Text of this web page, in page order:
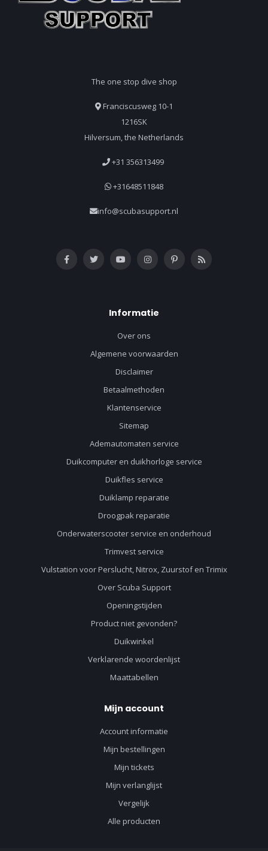
The one stop dive shop
Franciscusweg 10-1
1216SK
Hilversum, the Netherlands
+31 356313499
+31648511848
info@scubasupport.nl
Informatie
Over ons
Algemene voorwaarden
Disclaimer
Betaalmethoden
Klantenservice
Sitemap
Ademautomaten service
Duikcomputer en duikhorloge service
Duikfles service
Duiklamp reparatie
Droogpak reparatie
Onderwaterscooter service en onderhoud
Trimvest service
Vulstation voor Perslucht, Nitrox, Zuurstof en Trimix
Over Scuba Support
Openingstijden
Product niet gevonden?
Duikwinkel
Verklarende woordenlijst
Maattabellen
Mijn account
Account informatie
Mijn bestellingen
Mijn tickets
Mijn verlanglijst
Vergelijk
Alle producten